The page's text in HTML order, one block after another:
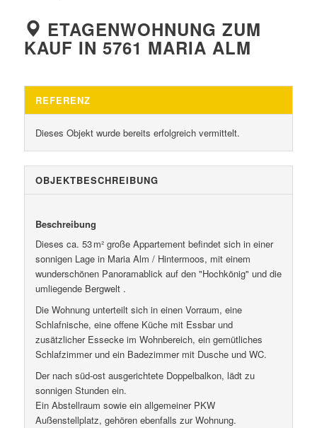
ETAGENWOHNUNG ZUM
KAUF IN 5761 MARIA ALM
REFERENZ
Dieses Objekt wurde bereits erfolgreich vermittelt.
OBJEKT­BESCHREIBUNG
Beschreibung
Dieses ca. 53 m² große Appartement befindet sich in einer
sonnigen Lage in Maria Alm / Hintermoos, mit einem
wunderschönen Panoramablick auf den "Hochkönig" und die
umliegende Bergwelt .
Die Wohnung unterteilt sich in einen Vorraum, eine
Schlafnische, eine offene Küche mit Essbar und
zusätzlicher Essecke im Wohnbereich, ein gemütliches
Schlafzimmer und ein Badezimmer mit Dusche und WC.
Der nach süd-ost ausgerichtete Doppelbalkon, lädt zu
sonnigen Stunden ein.
Ein Abstellraum sowie ein allgemeiner PKW
Außenstellplatz, gehören ebenfalls zur Wohnung.